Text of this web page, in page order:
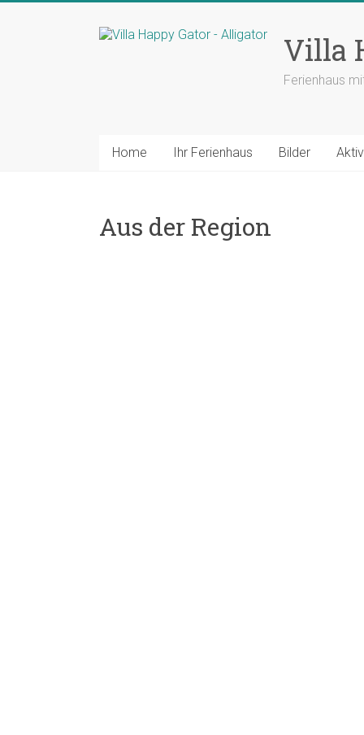
Villa
Ferienhaus
Home Ihr Ferienhaus Bilder
Aus der Region